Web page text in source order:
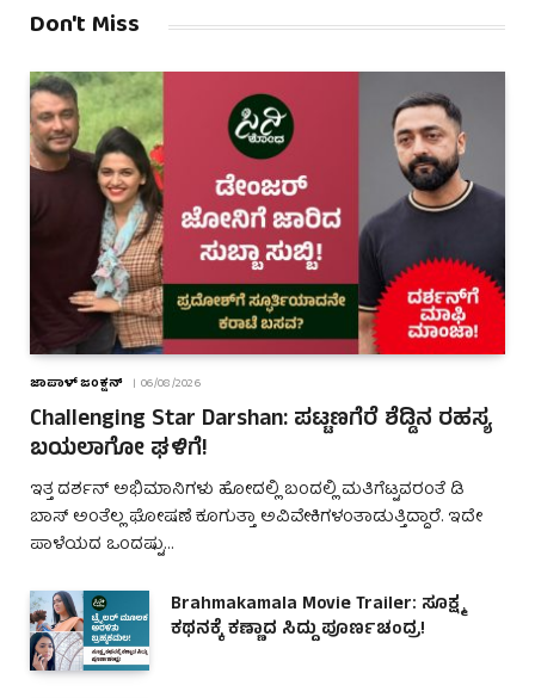
Don't Miss
ಜಾಪಾಳ್ ಜಂಕ್ಷನ್ 06/08/2026
Challenging Star Darshan: ಪಟ್ಟಣಗೆರೆ ಶೆಡ್ಡಿನ ರಹಸ್ಯ
ಬಯಲಾಗೋ ಘಳಿಗೆ!
ಇತ್ತ ದರ್ಶನ್ ಅಭಿಮಾನಿಗಳು ಹೋದಲ್ಲಿ ಬಂದಲ್ಲಿ ಮತಿಗೆಟ್ಟವರಂತೆ ಡಿ
ಬಾಸ್ ಅಂತೆಲ್ಲ ಘೋಷಣೆ ಕೂಗುತ್ತಾ ಅವಿವೇಕಿಗಳಂತಾಡುತ್ತಿದ್ದಾರೆ. ಇದೇ
ಪಾಳೆಯದ ಒಂದಷ್ಟು…
Brahmakamala Movie Trailer: ಸೂಕ್ಷ್ಮ
ಕಥನಕ್ಕೆ ಕಣ್ಣಾದ ಸಿದ್ದು ಪೂರ್ಣಚಂದ್ರ!